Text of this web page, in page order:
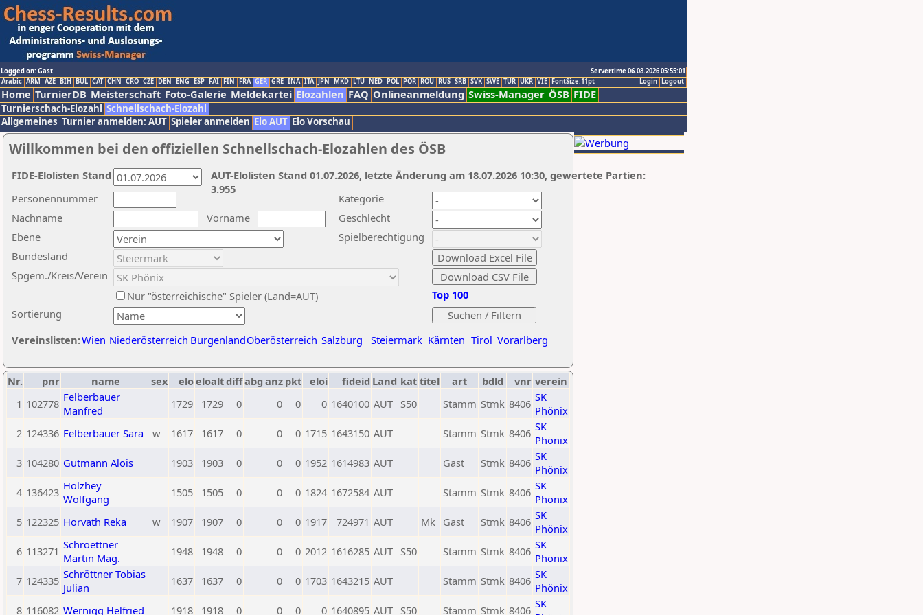
Logged on: Gast
Servertime 06.08.2026 05:55:01
Logout
Login
Arabic ARM AZE BIH BUL CAT CHN CRO CZE DEN ENG ESP FAI FIN FRA GER GRE INA ITA JPN MKD LTU NED POL POR ROU RUS SRB SVK SWE TUR UKR VIE FontSize:11pt
Home TurnierDB Meisterschaft Foto-Galerie Meldekartei Elozahlen FAQ Onlineanmeldung Swiss-Manager ÖSB FIDE
Turnierschach-Elozahl Schnellschach-Elozahl
Allgemeines Turnier anmelden: AUT Spieler anmelden Elo AUT Elo Vorschau
Willkommen bei den offiziellen Schnellschach-Elozahlen des ÖSB
Nachname
Vorname
Ebene
Kategorie
Sortierung
Personennummer
Bundesland
Spgem./Kreis/Verein
Geschlecht
Nur "österreichische" Spieler (Land=AUT)
Spielberechtigung
Vereinslisten:Wien Niederösterreich BurgenlandOberösterreich Salzburg Steiermark Kärnten Tirol Vorarlberg
Top 100
AUT-Elolisten Stand 01.07.2026, letzte Änderung am 18.07.2026 10:30, gewertete Partien:
3.955
FIDE-Elolisten Stand
Nr. pnr name sex eloeloaltdiffabg anz pkt eloi fideid Land kat titel art bdld vnr verein
1 102778 Felberbauer
Manfred
1729 1729 0 0 0 0 1640100 AUT S50 Stamm Stmk 8406 SK
Phönix
2 124336 Felberbauer Sara w 1617 1617 0 0 0 1715 1643150 AUT Stamm Stmk 8406 SK
Phönix
3 104280 Gutmann Alois 1903 1903 0 0 0 1952 1614983 AUT Gast Stmk 8406 SK
Phönix
4 136423 Holzhey
Wolfgang
1505 1505 0 0 0 1824 1672584 AUT Stamm Stmk 8406 SK
Phönix
5 122325 Horvath Reka w 1907 1907 0 0 0 1917 724971 AUT Mk Gast Stmk 8406 SK
Phönix
6 113271 Schroettner
Martin Mag.
1948 1948 0 0 0 2012 1616285 AUT S50 Stamm Stmk 8406 SK
Phönix
7 124335 Schröttner Tobias
Julian
1637 1637 0 0 0 1703 1643215 AUT Stamm Stmk 8406 SK
Phönix
8 116082 Wernigg Helfried 1918 1918 0 0 0 0 1640895 AUT S50 Stamm Stmk 8406 SK